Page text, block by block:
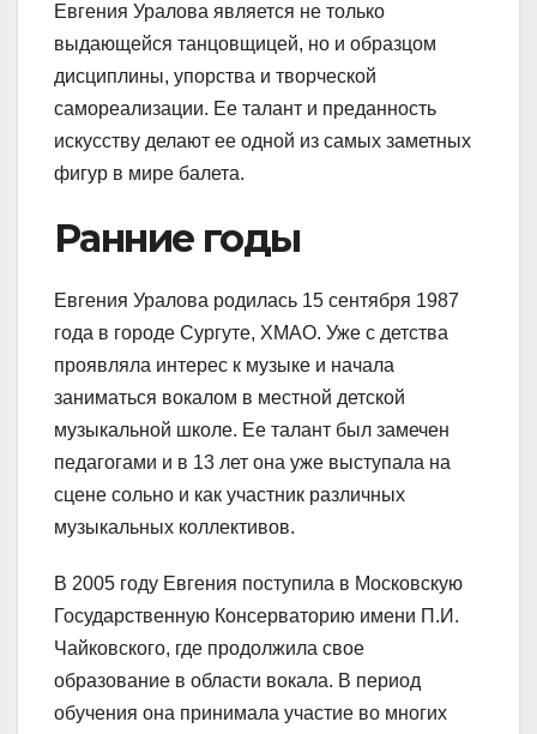
Евгения Уралова является не только
выдающейся танцовщицей, но и образцом
дисциплины, упорства и творческой
самореализации. Ее талант и преданность
искусству делают ее одной из самых заметных
фигур в мире балета.
Ранние годы
Евгения Уралова родилась 15 сентября 1987
года в городе Сургуте, ХМАО. Уже с детства
проявляла интерес к музыке и начала
заниматься вокалом в местной детской
музыкальной школе. Ее талант был замечен
педагогами и в 13 лет она уже выступала на
сцене сольно и как участник различных
музыкальных коллективов.
В 2005 году Евгения поступила в Московскую
Государственную Консерваторию имени П.И.
Чайковского, где продолжила свое
образование в области вокала. В период
обучения она принимала участие во многих